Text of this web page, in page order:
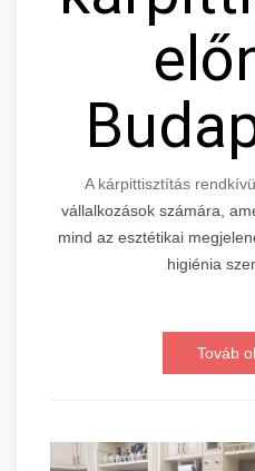
A kárpittisztítás
vállalkozások számára,
mind az esztétikai
higiénia
Továb